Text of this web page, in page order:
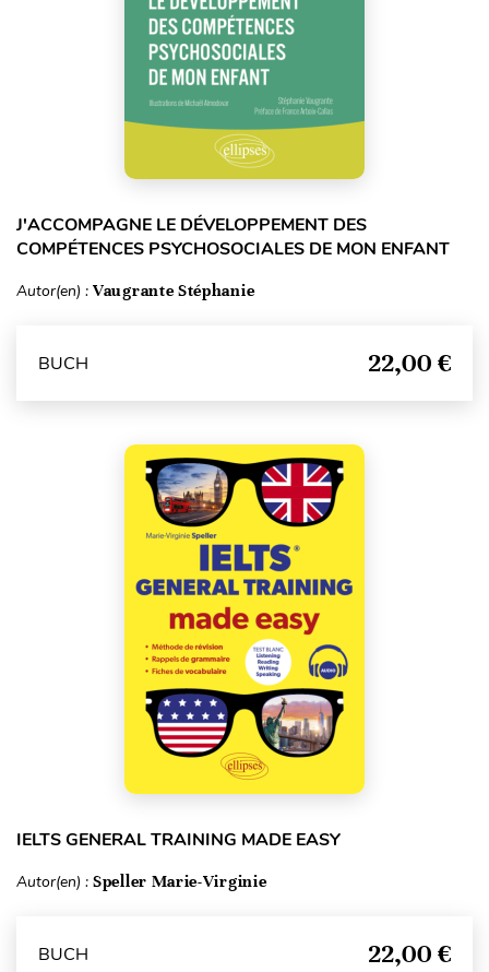
J'ACCOMPAGNE LE DÉVELOPPEMENT DES
COMPÉTENCES PSYCHOSOCIALES DE MON ENFANT
Autor(en) : Vaugrante Stéphanie
BUCH 22,00 €
IELTS GENERAL TRAINING MADE EASY
Autor(en) : Speller Marie-Virginie
BUCH 22,00 €